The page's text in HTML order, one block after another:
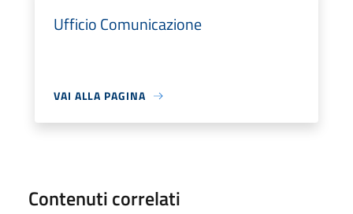
Ufficio Comunicazione
VAI ALLA PAGINA
Contenuti correlati